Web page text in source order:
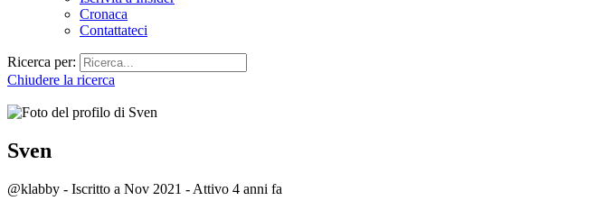
Cronaca
Contattateci
Ricerca per:
Chiudere la ricerca
Sven
@klabby - Iscritto a Nov 2021 - Attivo 4 anni fa